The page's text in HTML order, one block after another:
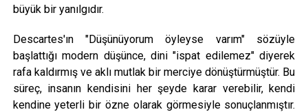
büyük bir yanılgıdır.
Descartes'ın "Düşünüyorum öyleyse varım" sözüyle
başlattığı modern düşünce, dini "ispat edilemez" diyerek
rafa kaldırmış ve aklı mutlak bir merciye dönüştürmüştür. Bu
süreç, insanın kendisini her şeyde karar verebilir, kendi
kendine yeterli bir özne olarak görmesiyle sonuçlanmıştır.